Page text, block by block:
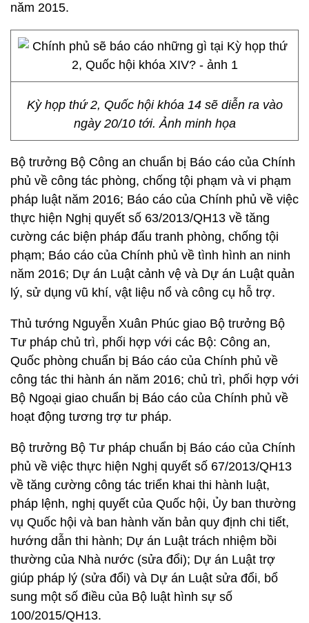
năm 2015.
Kỳ họp thứ 2, Quốc hội khóa 14 sẽ diễn ra vào
ngày 20/10 tới. Ảnh minh họa
Bộ trưởng Bộ Công an chuẩn bị Báo cáo của Chính
phủ về công tác phòng, chống tội phạm và vi phạm
pháp luật năm 2016; Báo cáo của Chính phủ về việc
thực hiện Nghị quyết số 63/2013/QH13 về tăng
cường các biện pháp đấu tranh phòng, chống tội
phạm; Báo cáo của Chính phủ về tình hình an ninh
năm 2016; Dự án Luật cảnh vệ và Dự án Luật quản
lý, sử dụng vũ khí, vật liệu nổ và công cụ hỗ trợ.
Thủ tướng Nguyễn Xuân Phúc giao Bộ trưởng Bộ
Tư pháp chủ trì, phối hợp với các Bộ: Công an,
Quốc phòng chuẩn bị Báo cáo của Chính phủ về
công tác thi hành án năm 2016; chủ trì, phối hợp với
Bộ Ngoại giao chuẩn bị Báo cáo của Chính phủ về
hoạt động tương trợ tư pháp.
Bộ trưởng Bộ Tư pháp chuẩn bị Báo cáo của Chính
phủ về việc thực hiện Nghị quyết số 67/2013/QH13
về tăng cường công tác triển khai thi hành luật,
pháp lệnh, nghị quyết của Quốc hội, Ủy ban thường
vụ Quốc hội và ban hành văn bản quy định chi tiết,
hướng dẫn thi hành; Dự án Luật trách nhiệm bồi
thường của Nhà nước (sửa đổi); Dự án Luật trợ
giúp pháp lý (sửa đổi) và Dự án Luật sửa đổi, bổ
sung một số điều của Bộ luật hình sự số
100/2015/QH13.